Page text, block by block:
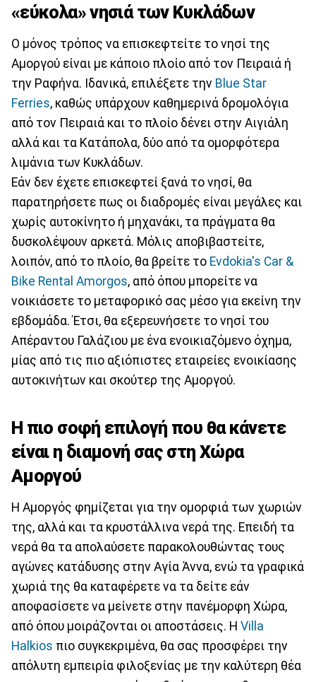
«εύκολα» νησιά των Κυκλάδων
Ο μόνος τρόπος να επισκεφτείτε το νησί της
Αμοργού είναι με κάποιο πλοίο από τον Πειραιά ή
την Ραφήνα. Ιδανικά, επιλέξετε την Blue Star
Ferries, καθώς υπάρχουν καθημερινά δρομολόγια
από τον Πειραιά και το πλοίο δένει στην Αιγιάλη
αλλά και τα Κατάπολα, δύο από τα ομορφότερα
λιμάνια των Κυκλάδων.
Εάν δεν έχετε επισκεφτεί ξανά το νησί, θα
παρατηρήσετε πως οι διαδρομές είναι μεγάλες και
χωρίς αυτοκίνητο ή μηχανάκι, τα πράγματα θα
δυσκολέψουν αρκετά. Μόλις αποβιβαστείτε,
λοιπόν, από το πλοίο, θα βρείτε το Evdokia's Car &
Bike Rental Amorgos, από όπου μπορείτε να
νοικιάσετε το μεταφορικό σας μέσο για εκείνη την
εβδομάδα. Έτσι, θα εξερευνήσετε το νησί του
Απέραντου Γαλάζιου με ένα ενοικιαζόμενο όχημα,
μίας από τις πιο αξιόπιστες εταιρείες ενοικίασης
αυτοκινήτων και σκούτερ της Αμοργού.
Η πιο σοφή επιλογή που θα κάνετε
είναι η διαμονή σας στη Χώρα
Αμοργού
Η Αμοργός φημίζεται για την ομορφιά των χωριών
της, αλλά και τα κρυστάλλινα νερά της. Επειδή τα
νερά θα τα απολαύσετε παρακολουθώντας τους
αγώνες κατάδυσης στην Αγία Άννα, ενώ τα γραφικά
χωριά της θα καταφέρετε να τα δείτε εάν
αποφασίσετε να μείνετε στην πανέμορφη Χώρα,
από όπου μοιράζονται οι αποστάσεις. Η Villa
Halkios πιο συγκεκριμένα, θα σας προσφέρει την
απόλυτη εμπειρία φιλοξενίας με την καλύτερη θέα